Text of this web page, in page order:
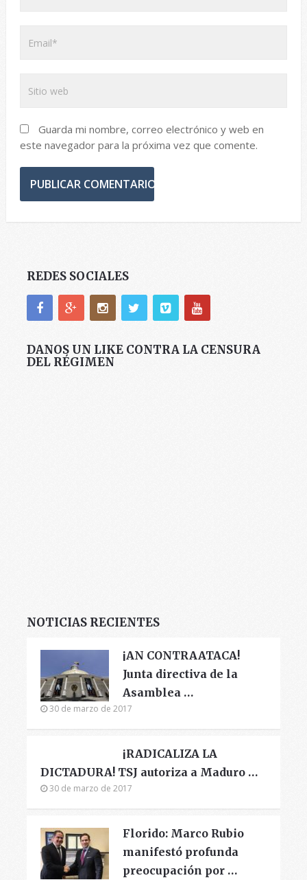
Guarda mi nombre, correo electrónico y web en
este navegador para la próxima vez que comente.
REDES SOCIALES
DANOS UN LIKE CONTRA LA CENSURA
DEL RÉGIMEN
NOTICIAS RECIENTES
¡AN CONTRAATACA!
Junta directiva de la
Asamblea …
30 de marzo de 2017
¡RADICALIZA LA
DICTADURA! TSJ autoriza a Maduro …
30 de marzo de 2017
Florido: Marco Rubio
manifestó profunda
preocupación por …